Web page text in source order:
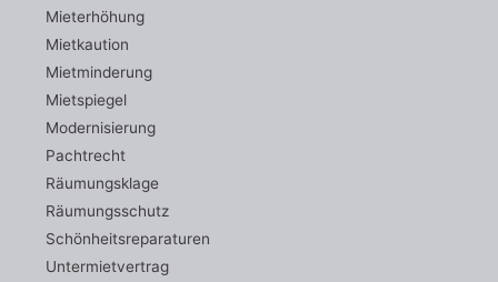
Mieterhöhung
Mietkaution
Mietminderung
Mietspiegel
Modernisierung
Pachtrecht
Räumungsklage
Räumungsschutz
Schönheitsreparaturen
Untermietvertrag